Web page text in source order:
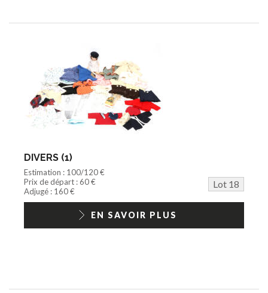
DIVERS (1)
Estimation : 100/120 €
Prix de départ : 60 €
Lot 18
Adjugé : 160 €
EN SAVOIR PLUS